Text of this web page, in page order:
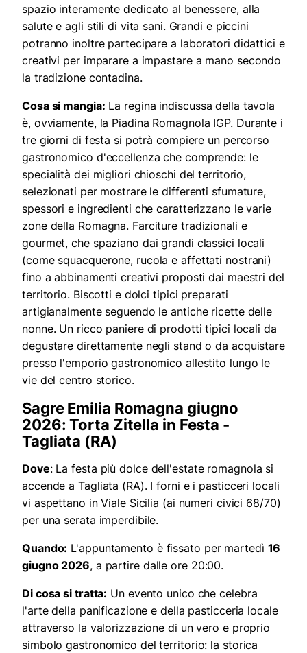
spazio interamente dedicato al benessere, alla
salute e agli stili di vita sani. Grandi e piccini
potranno inoltre partecipare a laboratori didattici e
creativi per imparare a impastare a mano secondo
la tradizione contadina.
Cosa si mangia: La regina indiscussa della tavola
è, ovviamente, la Piadina Romagnola IGP. Durante i
tre giorni di festa si potrà compiere un percorso
gastronomico d'eccellenza che comprende: le
specialità dei migliori chioschi del territorio,
selezionati per mostrare le differenti sfumature,
spessori e ingredienti che caratterizzano le varie
zone della Romagna. Farciture tradizionali e
gourmet, che spaziano dai grandi classici locali
(come squacquerone, rucola e affettati nostrani)
fino a abbinamenti creativi proposti dai maestri del
territorio. Biscotti e dolci tipici preparati
artigianalmente seguendo le antiche ricette delle
nonne. Un ricco paniere di prodotti tipici locali da
degustare direttamente negli stand o da acquistare
presso l'emporio gastronomico allestito lungo le
vie del centro storico.
Sagre Emilia Romagna giugno
2026: Torta Zitella in Festa -
Tagliata (RA)
Dove: La festa più dolce dell'estate romagnola si
accende a Tagliata (RA). I forni e i pasticceri locali
vi aspettano in Viale Sicilia (ai numeri civici 68/70)
per una serata imperdibile.
Quando: L'appuntamento è fissato per martedì 16
giugno 2026, a partire dalle ore 20:00.
Di cosa si tratta: Un evento unico che celebra
l'arte della panificazione e della pasticceria locale
attraverso la valorizzazione di un vero e proprio
simbolo gastronomico del territorio: la storica